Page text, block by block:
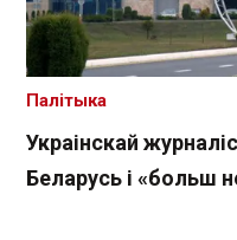
Украінскай
Беларусь і «больш
Палітыка